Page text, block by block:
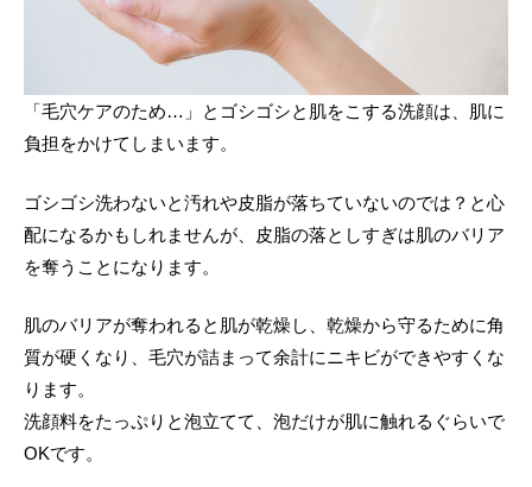
「毛穴ケアのため…」とゴシゴシと肌をこする洗顔は、肌に
負担をかけてしまいます。
ゴシゴシ洗わないと汚れや皮脂が落ちていないのでは？と心
配になるかもしれませんが、皮脂の落としすぎは肌のバリア
を奪うことになります。
肌のバリアが奪われると肌が乾燥し、乾燥から守るために角
質が硬くなり、毛穴が詰まって余計にニキビができやすくな
ります。
洗顔料をたっぷりと泡立てて、泡だけが肌に触れるぐらいで
OKです。